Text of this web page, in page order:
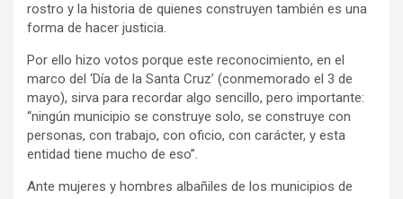
rostro y la historia de quienes construyen también es una
forma de hacer justicia.
Por ello hizo votos porque este reconocimiento, en el
marco del ‘Día de la Santa Cruz’ (conmemorado el 3 de
mayo), sirva para recordar algo sencillo, pero importante:
“ningún municipio se construye solo, se construye con
personas, con trabajo, con oficio, con carácter, y esta
entidad tiene mucho de eso”.
Ante mujeres y hombres albañiles de los municipios de